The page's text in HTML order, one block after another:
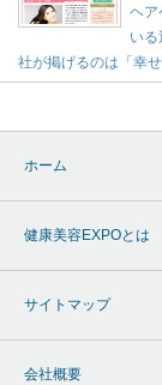
ヘア
い
社が掲げるのは「幸
ホーム
健康美容EXPOとは
サイトマップ
会社概要